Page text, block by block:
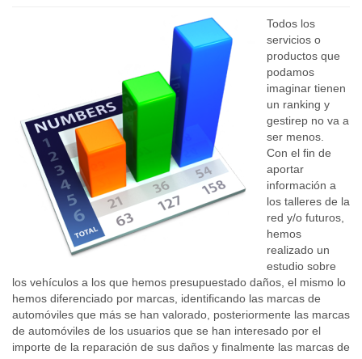
Todos los
servicios o
productos que
podamos
imaginar tienen
un ranking y
gestirep no va a
ser menos.
Con el fin de
aportar
información a
los talleres de la
red y/o futuros,
hemos
realizado un
estudio sobre
los vehículos a los que hemos presupuestado daños, el mismo lo
hemos diferenciado por marcas, identificando las marcas de
automóviles que más se han valorado, posteriormente las marcas
de automóviles de los usuarios que se han interesado por el
importe de la reparación de sus daños y finalmente las marcas de